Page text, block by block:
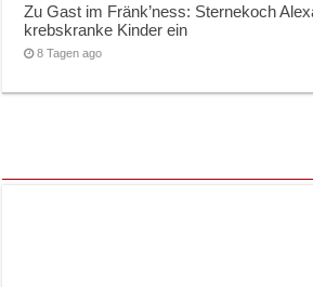
Zu Gast im Fränk’ness: Sternekoch
krebskranke Kinder ein
8 Tagen ago